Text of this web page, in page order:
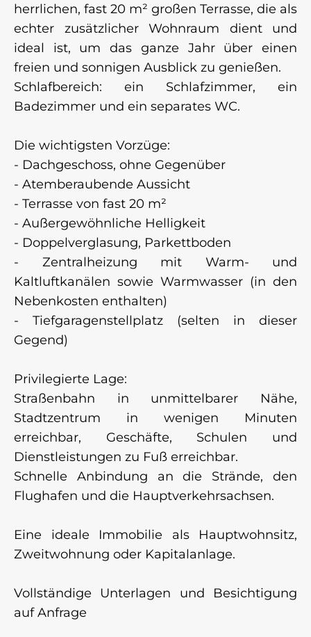
herrlichen, fast 20 m² großen Terrasse, die als
echter zusätzlicher Wohnraum dient und
ideal ist, um das ganze Jahr über einen
freien und sonnigen Ausblick zu genießen.
Schlafbereich: ein Schlafzimmer, ein
Badezimmer und ein separates WC.
Die wichtigsten Vorzüge:
- Dachgeschoss, ohne Gegenüber
- Atemberaubende Aussicht
- Terrasse von fast 20 m²
- Außergewöhnliche Helligkeit
- Doppelverglasung, Parkettboden
- Zentralheizung mit Warm- und
Kaltluftkanälen sowie Warmwasser (in den
Nebenkosten enthalten)
- Tiefgaragenstellplatz (selten in dieser
Gegend)
Privilegierte Lage:
Straßenbahn in unmittelbarer Nähe,
Stadtzentrum in wenigen Minuten
erreichbar, Geschäfte, Schulen und
Dienstleistungen zu Fuß erreichbar.
Schnelle Anbindung an die Strände, den
Flughafen und die Hauptverkehrsachsen.
Eine ideale Immobilie als Hauptwohnsitz,
Zweitwohnung oder Kapitalanlage.
Vollständige Unterlagen und Besichtigung
auf Anfrage